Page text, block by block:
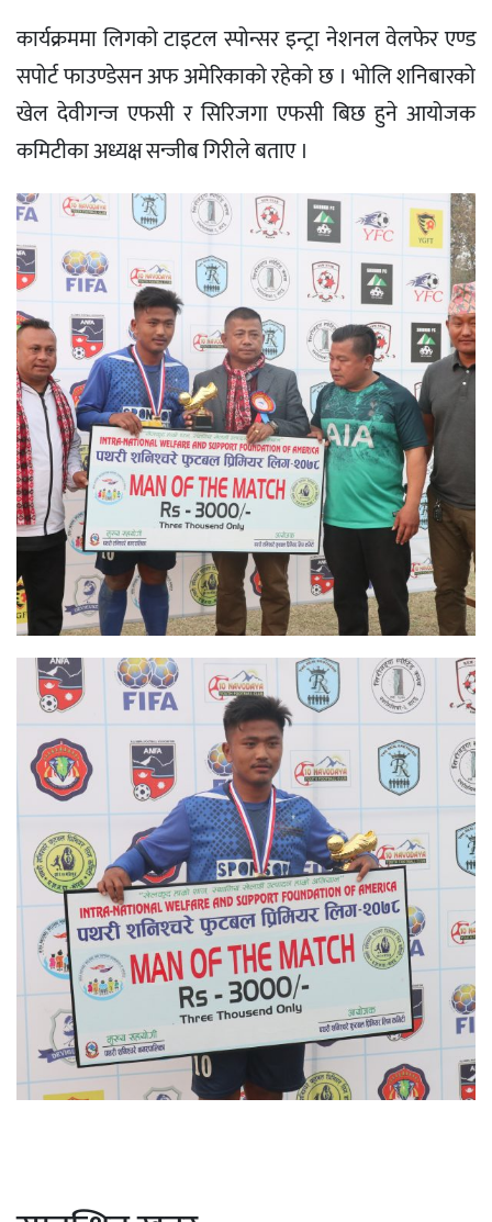
कार्यक्रममा लिगको टाइटल स्पोन्सर इन्ट्रा नेशनल वेलफेर एण्ड
सपोर्ट फाउण्डेसन अफ अमेरिकाको रहेको छ । भोलि शनिबारको
खेल देवीगन्ज एफसी र सिरिजगा एफसी बिछ हुने आयोजक
कमिटीका अध्यक्ष सन्जीब गिरीले बताए ।